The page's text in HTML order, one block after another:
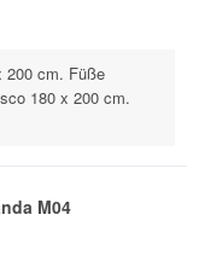
200 cm. Füße
180 x 200 cm.
M04